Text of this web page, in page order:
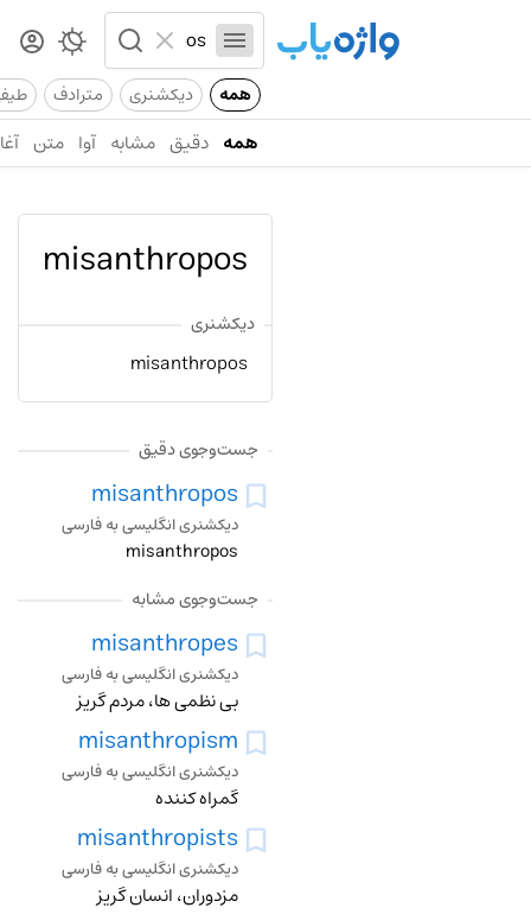
همه دیکشنری مترادف
همه دقیق مشابه آوا متن
misanthropos
دیکشنری
misanthropos
جست‌وجوی دقیق
misanthropos
دیکشنری انگلیسی به فارسی
misanthropos
جست‌وجوی مشابه
misanthropes
دیکشنری انگلیسی به فارسی
بی نظمی ها، مردم گریز
misanthropism
دیکشنری انگلیسی به فارسی
گمراه کننده
misanthropists
دیکشنری انگلیسی به فارسی
مزدوران، انسان گریز